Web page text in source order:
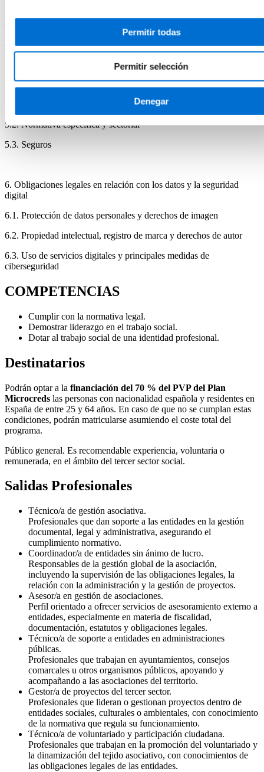
Permitir todas
Permitir selección
Denegar
transparencia
4.2. Obligaciones contables y fiscales
4.3. Fuentes de financiación y gestión de subvenciones
5. Obligaciones legales en la organización de actividades
5.1. Planificación y organización de actividades
5.2. Normativa específica y sectorial
5.3. Seguros
6. Obligaciones legales en relación con los datos y la seguridad
digital
6.1. Protección de datos personales y derechos de imagen
6.2. Propiedad intelectual, registro de marca y derechos de autor
6.3. Uso de servicios digitales y principales medidas de
ciberseguridad
COMPETENCIAS
Cumplir con la normativa legal.
Demostrar liderazgo en el trabajo social.
Dotar al trabajo social de una identidad profesional.
Destinatarios
Podrán optar a la financiación del 70 % del PVP del Plan
Microcreds las personas con nacionalidad española y residentes en
España de entre 25 y 64 años. En caso de que no se cumplan estas
condiciones, podrán matricularse asumiendo el coste total del
programa.
Público general. Es recomendable experiencia, voluntaria o
remunerada, en el ámbito del tercer sector social.
Salidas Profesionales
Técnico/a de gestión asociativa.
Profesionales que dan soporte a las entidades en la gestión
documental, legal y administrativa, asegurando el
cumplimiento normativo.
Coordinador/a de entidades sin ánimo de lucro.
Responsables de la gestión global de la asociación,
incluyendo la supervisión de las obligaciones legales, la
relación con la administración y la gestión de proyectos.
Asesor/a en gestión de asociaciones.
Perfil orientado a ofrecer servicios de asesoramiento externo a
entidades, especialmente en materia de fiscalidad,
documentación, estatutos y obligaciones legales.
Técnico/a de soporte a entidades en administraciones
públicas.
Profesionales que trabajan en ayuntamientos, consejos
comarcales u otros organismos públicos, apoyando y
acompañando a las asociaciones del territorio.
Gestor/a de proyectos del tercer sector.
Profesionales que lideran o gestionan proyectos dentro de
entidades sociales, culturales o ambientales, con conocimiento
de la normativa que regula su funcionamiento.
Técnico/a de voluntariado y participación ciudadana.
Profesionales que trabajan en la promoción del voluntariado y
la dinamización del tejido asociativo, con conocimientos de
las obligaciones legales de las entidades.